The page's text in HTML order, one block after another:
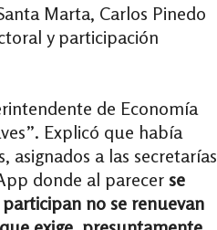
Marta, Carlos Pinedo
y participación
de Economía
Explicó que había
asignados a las secretarías
donde al parecerse
no se renuevan